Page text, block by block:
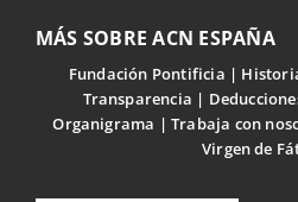
MÁS SOBRE ACN ESPAÑA
Fundación Pontificia
Transparencia
Organigrama
Trabaja con
Virgen de